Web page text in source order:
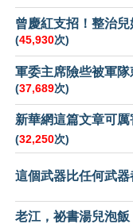
曾慶紅支招！整治
(45,930次)
軍委主席險些被軍
(37,689次)
新華網這篇文章可
(32,250次)
這個武器比任何武
老江，祕書湯兒泡